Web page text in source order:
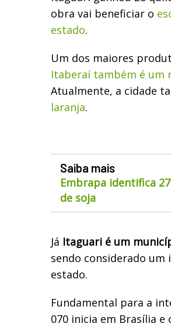
obra vai beneficiar o
estado.
Um dos maiores
Itaberaí também é um
Atualmente, a cidade
laranja.
Saiba mais
Embrapa identifica
de soja
Já Itaguari é um
sendo considerado
estado.
Fundamental para a
070 inicia em Brasília e